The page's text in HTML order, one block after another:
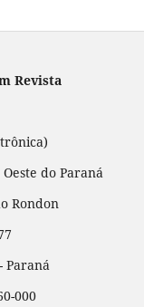
Revista
do Paraná
Rondon
Paraná
000